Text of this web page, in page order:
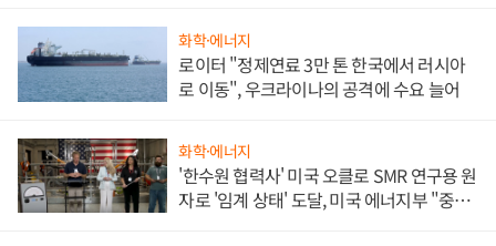
화학·에너지
로이터 "정제연료 3만 톤 한국에서 러시아
로 이동", 우크라이나의 공격에 수요 늘어
화학·에너지
'한수원 협력사' 미국 오클로 SMR 연구용 원
자로 '임계 상태' 도달, 미국 에너지부 "중요